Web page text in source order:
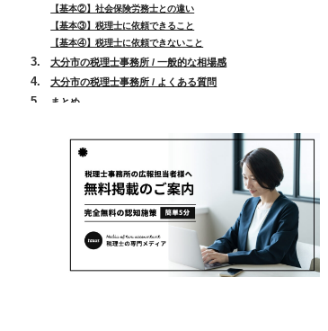
【基本②】社会保険労務士との違い
【基本③】税理士に依頼できること
【基本④】税理士に依頼できないこと
大分市の税理士事務所 / 一般的な相場感
大分市の税理士事務所 / よくある質問
まとめ